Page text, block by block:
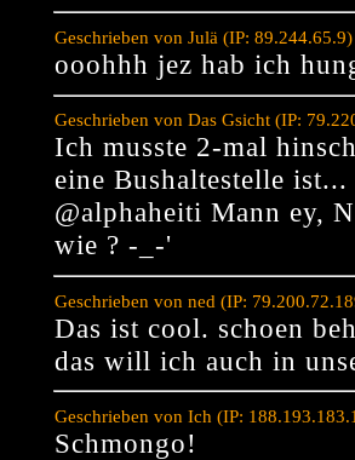
Geschrieben von Julä (IP:
ooohhh jez hab ich
Geschrieben von Das Gsicht (IP:
Ich musste 2-mal
eine Bushaltestelle ist...
@alphaheiti Mann ey,
wie ? -_-'
Geschrieben von ned (IP:
Das ist cool. schoen
das will ich auch in
Geschrieben von Ich (IP:
Schmongo!